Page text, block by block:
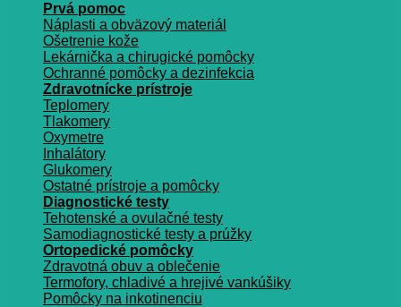
Prvá pomoc
Náplasti a obväzový materiál
Ošetrenie kože
Lekárnička a chirugické pomôcky
Ochranné pomôcky a dezinfekcia
Zdravotnícke prístroje
Teplomery
Tlakomery
Oxymetre
Inhalátory
Glukomery
Ostatné prístroje a pomôcky
Diagnostické testy
Tehotenské a ovulačné testy
Samodiagnostické testy a prúžky
Ortopedické pomôcky
Zdravotná obuv a oblečenie
Termofory, chladivé a hrejivé vankúšiky
Pomôcky na inkotinenciu